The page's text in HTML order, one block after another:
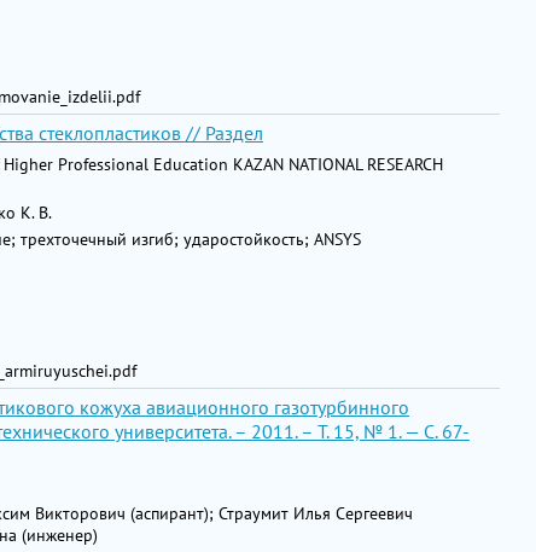
стеклопластиков // Раздел
Professional Education KAZAN NATIONAL RESEARCH
К. В.
трехточечный изгиб; ударостойкость; ANSYS
кожуха авиационного газотурбинного
университета. – 2011. – Т. 15, № 1. — С. 67-
Викторович (аспирант); Страумит Илья Сергеевич
(инженер)